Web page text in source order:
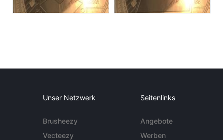
Unser Netzwerk
Brusheezy
Vecteezy
Seitenlinks
Angebote
Werben